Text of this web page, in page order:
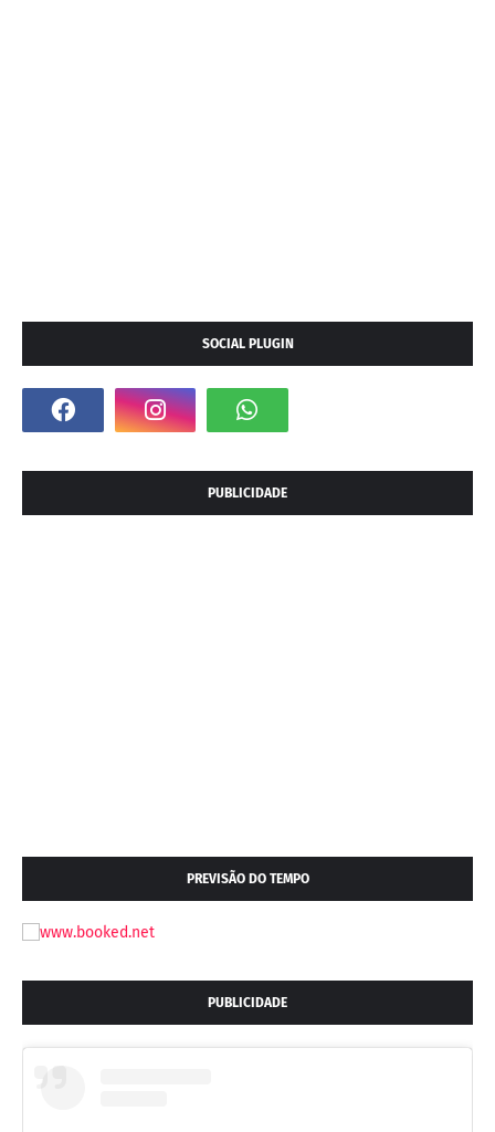
SOCIAL PLUGIN
PUBLICIDADE
PREVISÃO DO TEMPO
PUBLICIDADE